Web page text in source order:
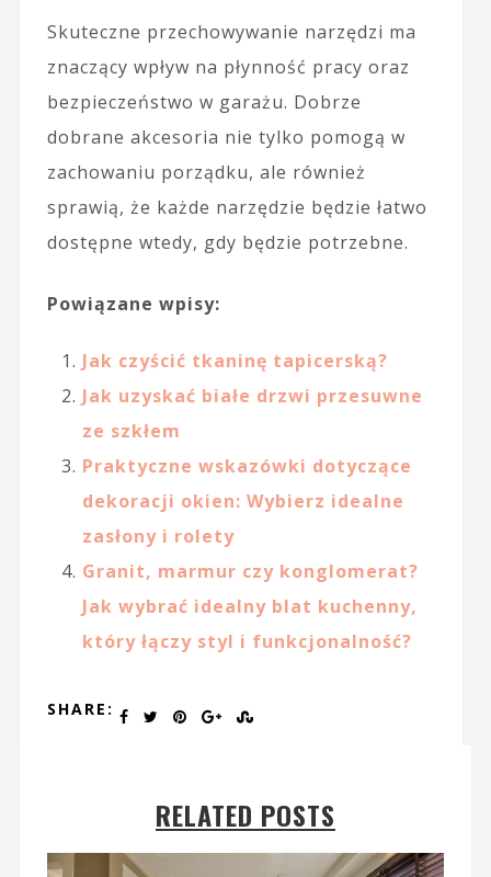
Skuteczne przechowywanie narzędzi ma
znaczący wpływ na płynność pracy oraz
bezpieczeństwo w garażu. Dobrze
dobrane akcesoria nie tylko pomogą w
zachowaniu porządku, ale również
sprawią, że każde narzędzie będzie łatwo
dostępne wtedy, gdy będzie potrzebne.
Powiązane wpisy:
Jak czyścić tkaninę tapicerską?
Jak uzyskać białe drzwi przesuwne
ze szkłem
Praktyczne wskazówki dotyczące
dekoracji okien: Wybierz idealne
zasłony i rolety
Granit, marmur czy konglomerat?
Jak wybrać idealny blat kuchenny,
który łączy styl i funkcjonalność?
SHARE:
RELATED POSTS